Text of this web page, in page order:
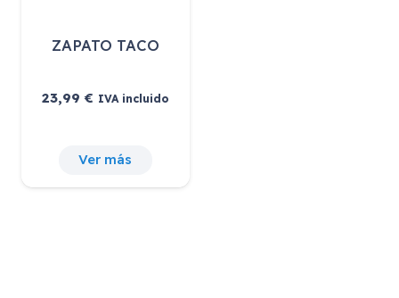
ZAPATO TACO
23,99€ IVA incluido
Ver más